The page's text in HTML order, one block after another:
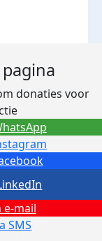
donaties voor
e-mail
SMS